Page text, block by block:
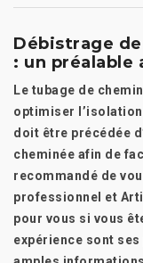
Débistrage
: un préalable
Le tubage de
optimiser
doit être précédée
cheminée afin de
recommandé de
professionnel et
pour vous si vous
expérience sont